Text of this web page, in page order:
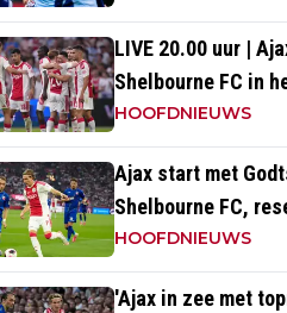
LIVE 20.00 uur |
Shelbourne FC in
voorronde
HOOFDNIEUWS
Ajax start met
Shelbourne FC,
Brandt en Ter Stegen
HOOFDNIEUWS
'Ajax in zee met